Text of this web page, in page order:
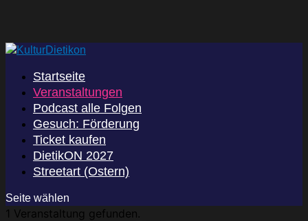
Startseite
Veranstaltungen
Podcast alle Folgen
Gesuch: Förderung
Ticket kaufen
DietikON 2027
Streetart (Ostern)
Seite wählen
1 Veranstaltung gefunden.